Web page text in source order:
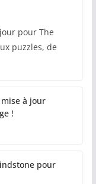
pour The
puzzles, de
mise à jour
!
pour